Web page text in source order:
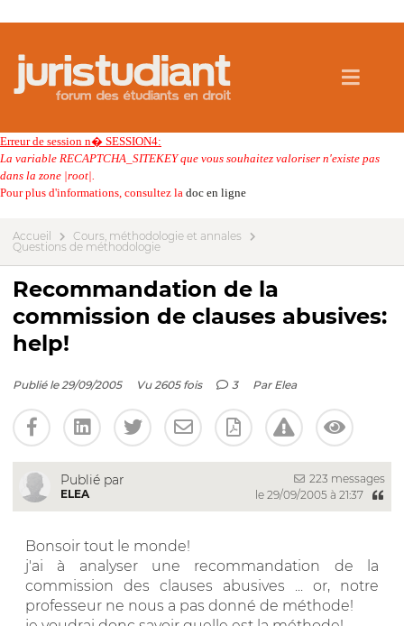
Erreur de session n� SESSION4:
La variable RECAPTCHA_SITEKEY que vous souhaitez valoriser n'existe pas
dans la zone |root|.
Pour plus d'informations, consultez la doc en ligne
Accueil
Cours, méthodologie et annales
Questions de méthodologie
Recommandation de la
commission de clauses abusives:
help!
Publié le 29/09/2005 Vu 2605 fois 3 Par Elea
Publié par
ELEA
223 messages
le 29/09/2005 à 21:37
Bonsoir tout le monde!
j'ai à analyser une recommandation de la
commission des clauses abusives ... or, notre
professeur ne nous a pas donné de méthode!